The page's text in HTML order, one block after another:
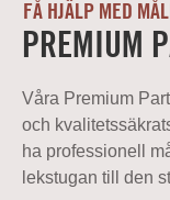
FÅ HJÄLP MED
PREMIUM
Våra Premium
och
ha professionell
lekstugan till den